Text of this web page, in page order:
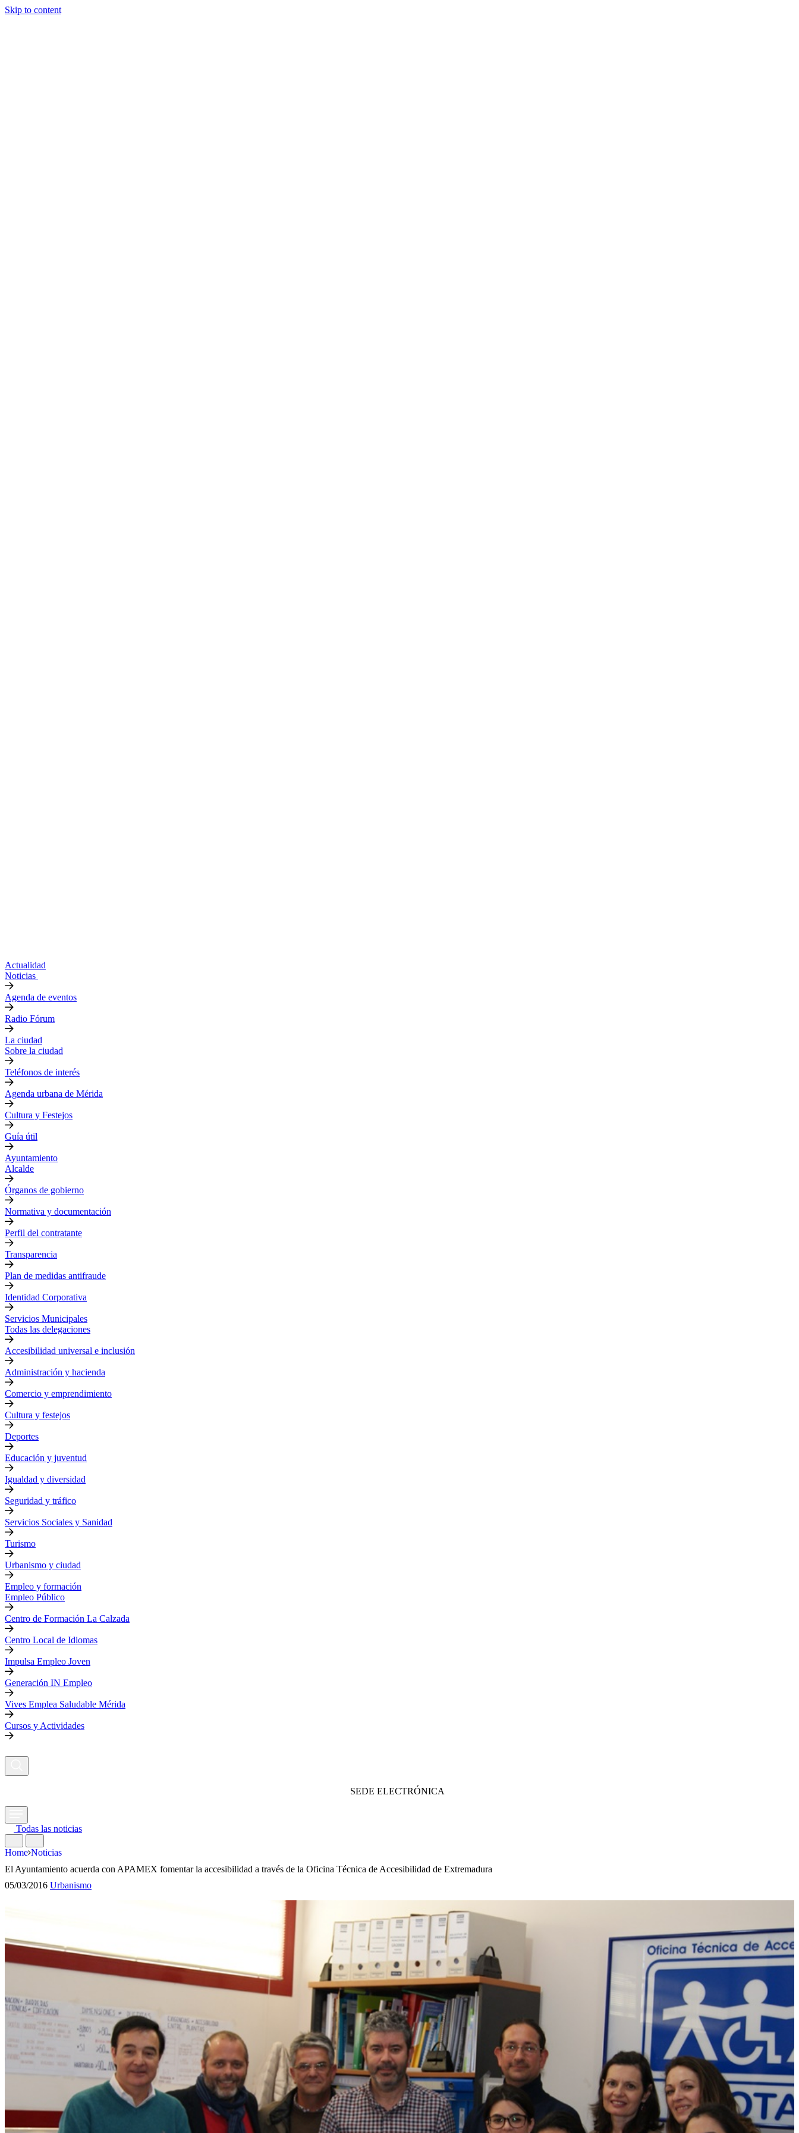
Skip to content
Actualidad
Noticias
Agenda de eventos
Radio Fórum
La ciudad
Sobre la ciudad
Teléfonos de interés
Agenda urbana de Mérida
Cultura y Festejos
Guía útil
Ayuntamiento
Alcalde
Órganos de gobierno
Normativa y documentación
Perfil del contratante
Transparencia
Plan de medidas antifraude
Identidad Corporativa
Servicios Municipales
Todas las delegaciones
Accesibilidad universal e inclusión
Administración y hacienda
Comercio y emprendimiento
Cultura y festejos
Deportes
Educación y juventud
Igualdad y diversidad
Seguridad y tráfico
Servicios Sociales y Sanidad
Turismo
Urbanismo y ciudad
Empleo y formación
Empleo Público
Centro de Formación La Calzada
Centro Local de Idiomas
Impulsa Empleo Joven
Generación IN Empleo
Vives Emplea Saludable Mérida
Cursos y Actividades
SEDE ELECTRÓNICA
Todas las noticias
Home Noticias
El Ayuntamiento acuerda con APAMEX fomentar la accesibilidad a través de la Oficina Técnica de Accesibilidad de Extremadura
05/03/2016 Urbanismo